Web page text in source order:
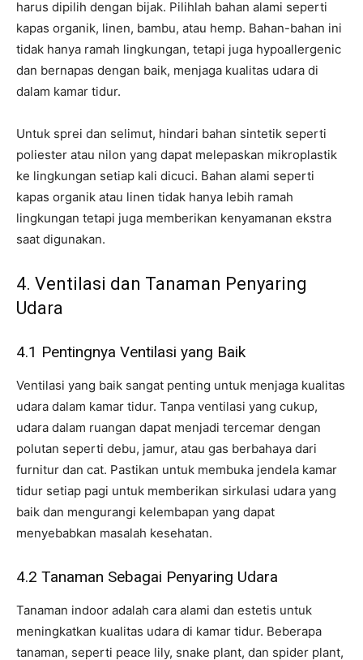
harus dipilih dengan bijak. Pilihlah bahan alami seperti
kapas organik, linen, bambu, atau hemp. Bahan-bahan ini
tidak hanya ramah lingkungan, tetapi juga hypoallergenic
dan bernapas dengan baik, menjaga kualitas udara di
dalam kamar tidur.
Untuk sprei dan selimut, hindari bahan sintetik seperti
poliester atau nilon yang dapat melepaskan mikroplastik
ke lingkungan setiap kali dicuci. Bahan alami seperti
kapas organik atau linen tidak hanya lebih ramah
lingkungan tetapi juga memberikan kenyamanan ekstra
saat digunakan.
4. Ventilasi dan Tanaman Penyaring
Udara
4.1 Pentingnya Ventilasi yang Baik
Ventilasi yang baik sangat penting untuk menjaga kualitas
udara dalam kamar tidur. Tanpa ventilasi yang cukup,
udara dalam ruangan dapat menjadi tercemar dengan
polutan seperti debu, jamur, atau gas berbahaya dari
furnitur dan cat. Pastikan untuk membuka jendela kamar
tidur setiap pagi untuk memberikan sirkulasi udara yang
baik dan mengurangi kelembapan yang dapat
menyebabkan masalah kesehatan.
4.2 Tanaman Sebagai Penyaring Udara
Tanaman indoor adalah cara alami dan estetis untuk
meningkatkan kualitas udara di kamar tidur. Beberapa
tanaman, seperti peace lily, snake plant, dan spider plant,